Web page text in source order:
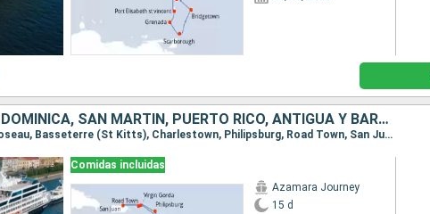
BARBADOS, SANTA LUCIA, DOMINICA, SAN MARTÍN, PUERTO RICO, ANTIGUA Y BARBUDA, SAN VINCENT Y LAS GRANADINAS, GRENADA, TRINIDAD Y TOBAGO
Itinerario : Bridgetown, Castries, Roseau, Basseterre (St Kitts), Charlestown, Philipsburg, Road Town, San Juan, Virgin Gorda, Antigua, Saint-Pierre (Martinique), Port Elisabeth st vincent, Grenada, Scarborough, Bridgetown
Comidas incluidas
Azamara Journey
15 d